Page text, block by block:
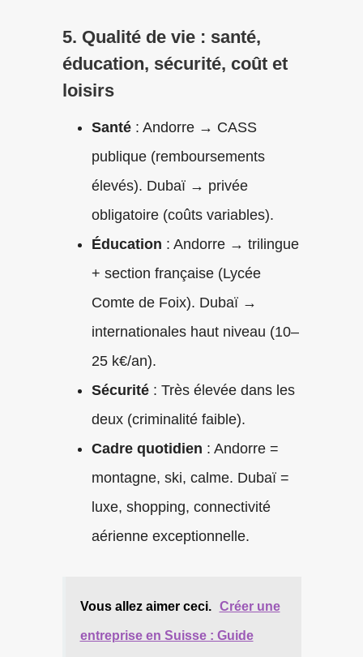
5. Qualité de vie : santé,
éducation, sécurité, coût et
loisirs
Santé: Andorre → CASS
publique (remboursements
élevés). Dubaï → privée
obligatoire (coûts variables).
Éducation : Andorre → trilingue
+ section française (Lycée
Comte de Foix). Dubaï →
internationales haut niveau (10–
25 k€/an).
Sécurité: Très élevée dans les
deux (criminalité faible).
Cadre quotidien : Andorre =
montagne, ski, calme. Dubaï =
luxe, shopping, connectivité
aérienne exceptionnelle.
Vous allez aimer ceci. Créer une
entreprise en Suisse : Guide